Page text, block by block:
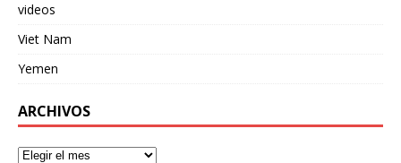
videos
Viet Nam
Yemen
ARCHIVOS